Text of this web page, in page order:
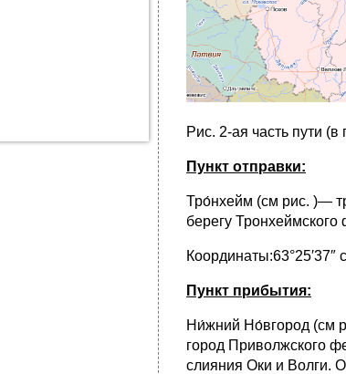
Рис. 2-ая часть пути
Пункт отправки:
Тро́нхейм (см рис. )—
берегу
Координаты:63°25′37″
Пункт прибытия:
Ни́жний Но́вгород (см
город Приволжского
слияния Оки и Волги.